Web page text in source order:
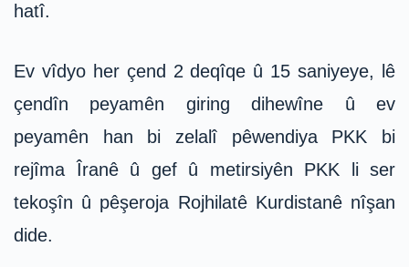
hatî.
Ev vîdyo her çend 2 deqîqe û 15 saniyeye, lê
çendîn peyamên giring dihewîne û ev
peyamên han bi zelalî pêwendiya PKK bi
rejîma Îranê û gef û metirsiyên PKK li ser
tekoşîn û pêşeroja Rojhilatê Kurdistanê nîşan
dide.